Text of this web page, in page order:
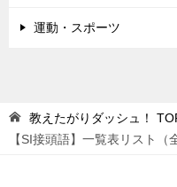
運動・スポーツ
教えたがりダッシュ！
【SI接頭語】一覧表リスト（